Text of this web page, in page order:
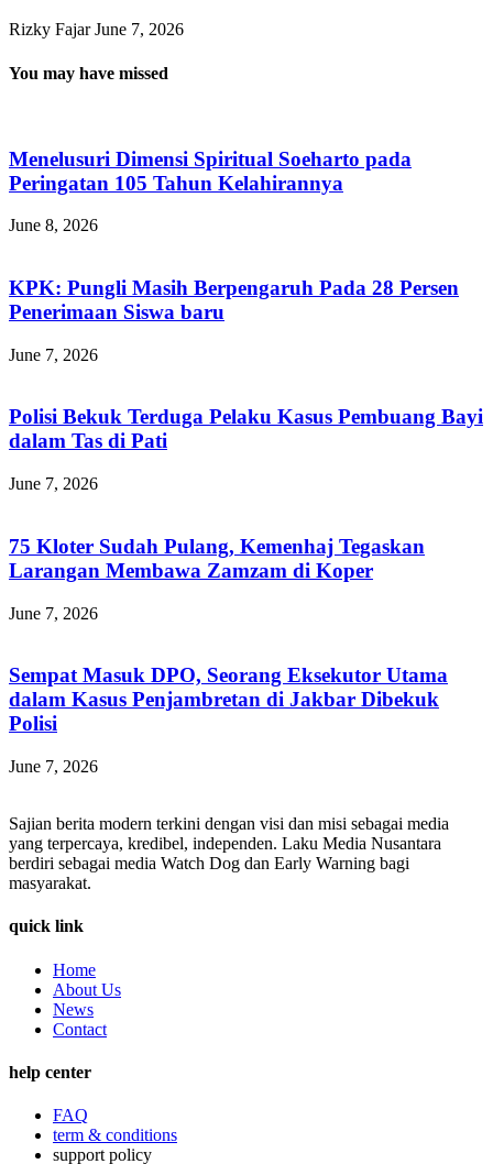
Rizky FajarJune 7, 2026
You may have missed
Menelusuri Dimensi Spiritual Soeharto pada
Peringatan 105 Tahun Kelahirannya
June 8, 2026
KPK: Pungli Masih Berpengaruh Pada 28 Persen
Penerimaan Siswa baru
June 7, 2026
Polisi Bekuk Terduga Pelaku Kasus Pembuang Bayi
dalam Tas di Pati
June 7, 2026
75 Kloter Sudah Pulang, Kemenhaj Tegaskan
Larangan Membawa Zamzam di Koper
June 7, 2026
Sempat Masuk DPO, Seorang Eksekutor Utama
dalam Kasus Penjambretan di Jakbar Dibekuk
Polisi
June 7, 2026
Sajian berita modern terkini dengan visi dan misi sebagai media
yang terpercaya, kredibel, independen. Laku Media Nusantara
berdiri sebagai media Watch Dog dan Early Warning bagi
masyarakat.
quick link
Home
About Us
News
Contact
help center
FAQ
term & conditions
support policy